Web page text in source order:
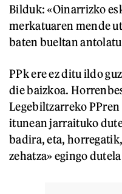
Bilduk: «Oinarrizko
merkatuaren mende
baten bueltan antolatu
PPk ere ez ditu ildo
die baizkoa.
Legebiltzarreko
itunean jarraituko
badira, eta,
zehatza» egingo